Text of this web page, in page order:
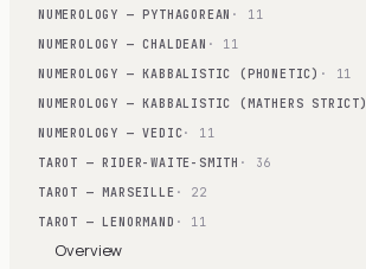
NUMEROLOGY — PYTHAGOREAN · 11
NUMEROLOGY — CHALDEAN · 11
NUMEROLOGY — KABBALISTIC (PHONETIC) · 11
NUMEROLOGY — KABBALISTIC (MATHERS STRICT)
NUMEROLOGY — VEDIC· 11
TAROT — RIDER-WAITE-SMITH · 36
TAROT — MARSEILLE · 22
TAROT — LENORMAND · 11
Overview